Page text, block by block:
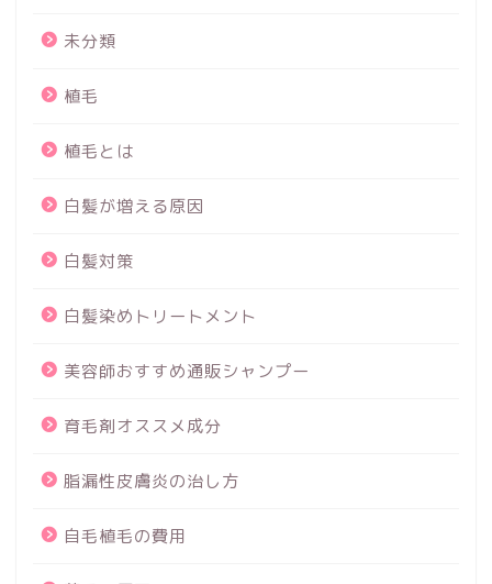
未分類
植毛
植毛とは
白髪が増える原因
白髪対策
白髪染めトリートメント
美容師おすすめ通販シャンプー
育毛剤オススメ成分
脂漏性皮膚炎の治し方
自毛植毛の費用